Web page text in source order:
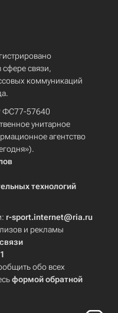
связи,
коммуникаций
ФС77-57640
унитарное
агентство
технологий
r-sport.internet@ria.ru
и рекламы
обо всех
формой обратной